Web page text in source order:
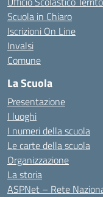
Scuola in Chiaro
Iscrizioni On Line
Invalsi
Comune
La Scuola
Presentazione
I luoghi
I numeri della scuola
Le carte della scuola
Organizzazione
La storia
ASPNet – Rete